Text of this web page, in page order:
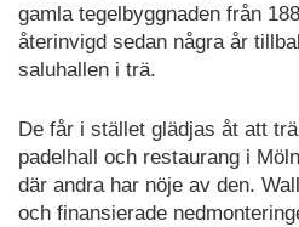
gamla tegelbyggnaden från
återinvigd sedan några år
saluhallen i trä.
De får i stället glädjas åt att
padelhall och restaurang i
där andra har nöje av den.
och finansierade